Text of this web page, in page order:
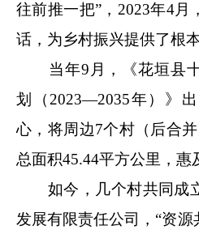
往前推一把”，2023年4月
话，为乡村振兴提供了根本
当年9月，《花垣县十
划（2023—2035年）》
心，将周边7个村（后合
总面积45.44平方公里，惠
如今，几个村共同成
发展有限责任公司，“资